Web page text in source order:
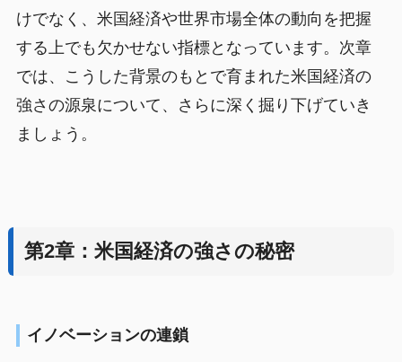
けでなく、米国経済や世界市場全体の動向を把握
する上でも欠かせない指標となっています。次章
では、こうした背景のもとで育まれた米国経済の
強さの源泉について、さらに深く掘り下げていき
ましょう。
第2章：米国経済の強さの秘密
イノベーションの連鎖